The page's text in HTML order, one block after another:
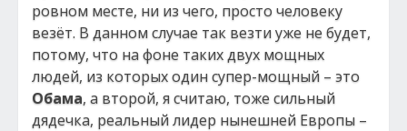
ровном месте, ни из чего, просто человеку
везёт. В данном случае так везти уже не будет,
потому, что на фоне таких двух мощных
людей, из которых один супер-мощный – это
Обама, а второй, я считаю, тоже сильный
дядечка, реальный лидер нынешней Европы –